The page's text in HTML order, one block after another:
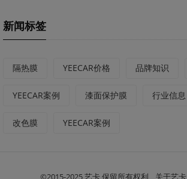
新闻标签
隔热膜 YEECAR价格 品牌知识
YEECAR案例 漆面保护膜 行业信息
改色膜 YEECAR案例
©2015-2025 艺卡 保留所有权利 关于艺卡